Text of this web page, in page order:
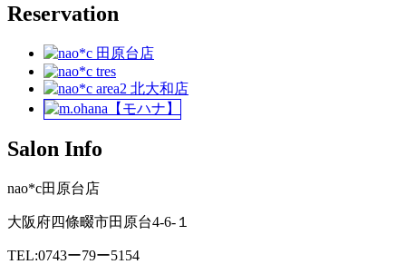
Reservation
Salon Info
nao*c田原台店
大阪府四條畷市田原台4-6-１
TEL:0743ー79ー5154